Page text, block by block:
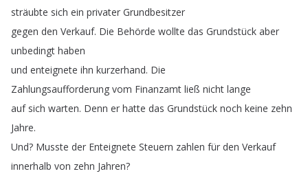
sträubte sich ein privater Grundbesitzer
gegen den Verkauf. Die Behörde wollte das Grundstück aber
unbedingt haben
und enteignete ihn kurzerhand. Die
Zahlungsaufforderung vom Finanzamt ließ nicht lange
auf sich warten. Denn er hatte das Grundstück noch keine zehn
Jahre.
Und? Musste der Enteignete Steuern zahlen für den Verkauf
innerhalb von zehn Jahren?